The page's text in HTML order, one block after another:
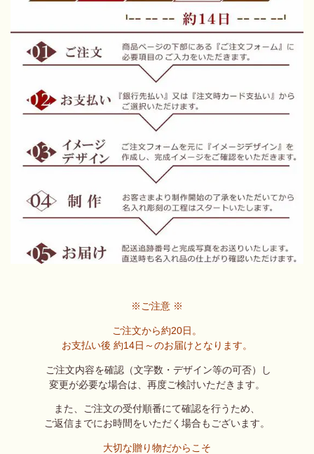
※ご注意 ※
ご注文から約20日。
お支払い後 約14日～のお届けとなります。
ご注文内容を確認（文字数・デザイン等の可否）し
変更が必要な場合は、再度ご検討いただきます。
また、ご注文の受付順番にて確認を行うため、
ご返信までにお時間をいただく場合もございます。
大切な贈り物だからこそ